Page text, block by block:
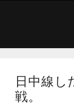
キ
日中線
戦。